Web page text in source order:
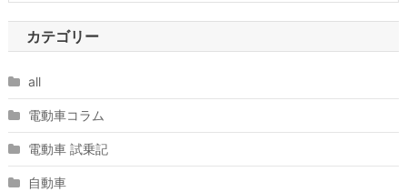
カテゴリー
all
電動車コラム
電動車 試乗記
自動車